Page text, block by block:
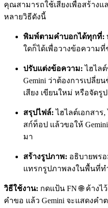
คุณสามารถใช้เสียงเพื่อสร้าง
หลายวิธีดังนี้
พิมพ์ตามคำบอกได้ทุกที่:
ใดก็ได้เพื่อวางข้อความที่
ปรับแต่งข้อความ: ไฮไล
Gemini ว่าต้องการเปลี่ย
เสียง เขียนใหม่ หรือจัดรู
สรุปไฟล์: ไฮไลต์เอกสาร
สก์ท็อป แล้วขอให้
มา
สร้างรูปภาพ: อธิบายพรอ
แทรกรูปภาพลงในพื้นที่ท
วิธีใช้งาน: กดแป้น FN 🌐 ค้าง
คำขอ แล้ว Gemini จะแสดงค